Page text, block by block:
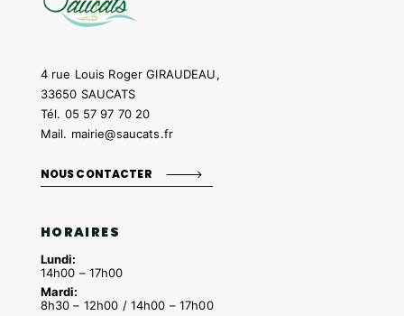
4 rue Louis Roger GIRAUDEAU,
33650 SAUCATS
Tél. 05 57 97 70 20
Mail. mairie@saucats.fr
NOUS CONTACTER
HORAIRES
Lundi:
14h00 – 17h00
Mardi:
8h30 – 12h00 / 14h00 – 17h00